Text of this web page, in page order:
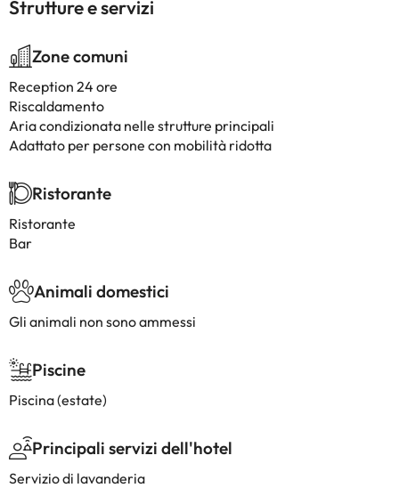
Strutture e servizi
Zone comuni
Reception 24 ore
Riscaldamento
Aria condizionata nelle strutture principali
Adattato per persone con mobilità ridotta
Ristorante
Ristorante
Bar
Animali domestici
Gli animali non sono ammessi
Piscine
Piscina (estate)
Principali servizi dell'hotel
Servizio di lavanderia